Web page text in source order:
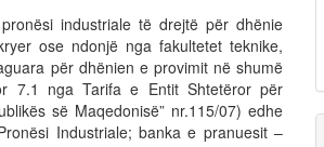
industriale të drejtë për dhënie
ose ndonjë nga fakultetet teknike,
për dhënien e provimit në shumë
7.1 nga Tarifa e Entit Shtetëror për
së Maqedonisë” nr.115/07) edhe
Industriale; banka e pranuesit –